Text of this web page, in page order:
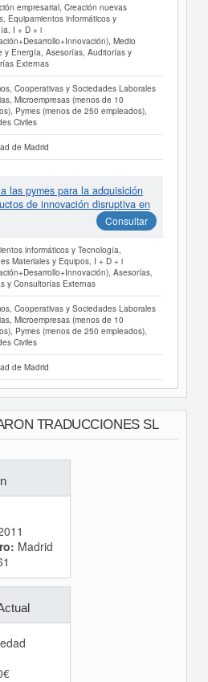
empresarial, Creación nuevas
Equipamientos informáticos y
I + D + i
Medio
y Energía, Asesorías, Auditorías y
Externas
Cooperativas y Sociedades Laborales
Microempresas (menos de 10
Pymes (menos de 250 empleados),
Civiles
de Madrid
las pymes para la adquisición
de innovación disruptiva en
Consultar
informáticos y Tecnología,
Materiales y Equipos, I + D + i
Asesorías,
y Consultorías Externas
Cooperativas y Sociedades Laborales
Microempresas (menos de 10
Pymes (menos de 250 empleados),
Civiles
de Madrid
TRADUCCIONES SL
Madrid